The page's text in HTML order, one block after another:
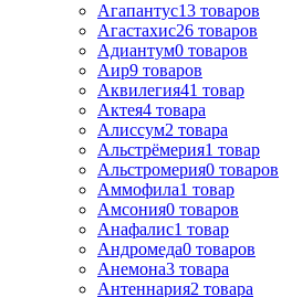
Агапантус13 товаров
Агастахис26 товаров
Адиантум0 товаров
Аир9 товаров
Аквилегия41 товар
Актея4 товара
Алиссум2 товара
Альстрёмерия1 товар
Альстромерия0 товаров
Аммофила1 товар
Амсония0 товаров
Анафалис1 товар
Андромеда0 товаров
Анемона3 товара
Антеннария2 товара